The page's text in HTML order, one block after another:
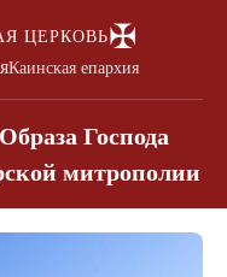
ЦЕРКОВЬ✠
Каинская епархия
Господа
митрополии